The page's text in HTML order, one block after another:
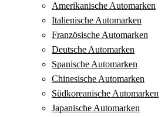
Amerikanische Automarken
Italienische Automarken
Französische Automarken
Deutsche Automarken
Spanische Automarken
Chinesische Automarken
Südkoreanische Automarken
Japanische Automarken